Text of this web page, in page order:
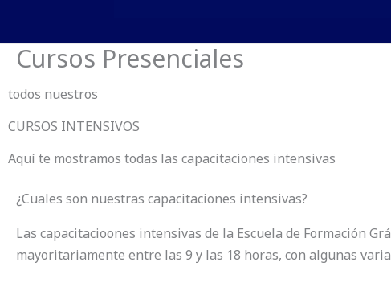
Cursos Presenciales
todos nuestros
CURSOS INTENSIVOS
Aquí te mostramos todas las capacitaciones intensivas
¿Cuales son nuestras capacitaciones intensivas?
Las capacitacioones intensivas de la Escuela de Formación
mayoritariamente entre las 9 y las 18 horas, con algunas